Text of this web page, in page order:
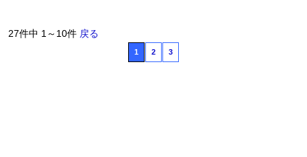
27件中 1～10件 戻る
1 2 3